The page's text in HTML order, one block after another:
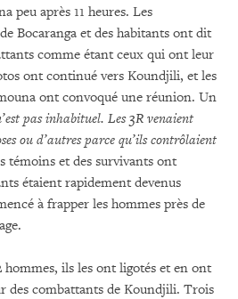
peu après 11 heures. Les
Bocaranga et des habitants ont dit
comme étant ceux qui ont leur
ont continué vers Koundjili, et les
ont convoqué une réunion. Un
pas inhabituel. Les 3R venaient
ou d’autres parce qu’ils contrôlaient
témoins et des survivants ont
étaient rapidement devenus
à frapper les hommes près de
hommes, ils les ont ligotés et en ont
des combattants de Koundjili. Trois